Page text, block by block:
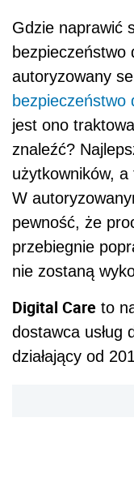
Gdzie naprawić
bezpieczeństwo
autoryzowany
bezpieczeństwo
jest ono
znaleźć?
użytkowników,
W
pewność, że
przebiegnie
nie zostaną
Digital Care to
dostawca usług
działający od